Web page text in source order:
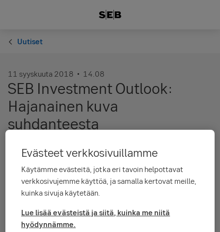
Uutiset
11 syyskuuta 2018 14.08
SEB Investment Outlook:
Hajanainen kuva
suhdanteesta
Lähestymme tämänhetkisen noususuhdannejakson loppua,
vuotta. Seuraavan suhdannejakson alkamisen ennustaminen ja
ajoittaminen on aina hyvin vaikeata. Näemme asteittain
hidastuvan talouskasvun olevan todennäköisin skenaario,
tapahtumien kulkuun, kuten niin usein historiassa on käynyt.
Evästeet verkkosivuillamme
Käytämme evästeitä, jotka eri tavoin helpottavat
verkkosivujemme käyttöä, ja samalla kertovat meille,
kuinka sivuja käytetään.
Lue lisää evästeistä ja siitä, kuinka me niitä
hyödynnämme.